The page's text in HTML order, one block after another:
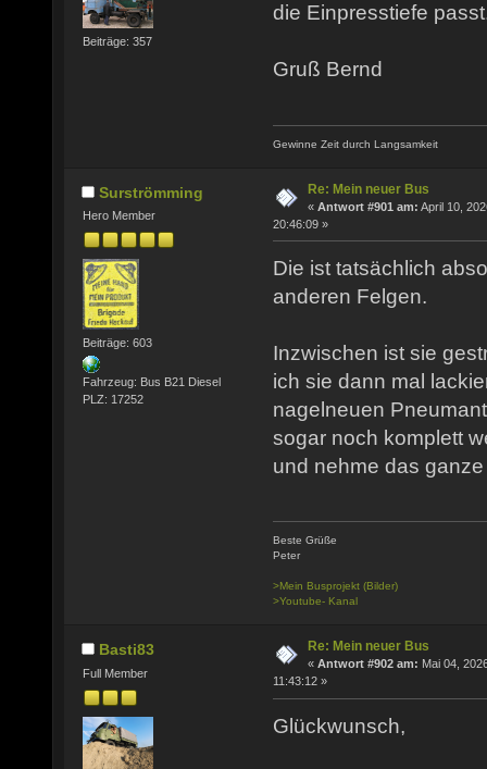
Beiträge: 357
die Einpresstiefe
Gruß Bernd
Gewinne Zeit durch Langsamkeit
Surströmming
Hero Member
Beiträge: 603
Fahrzeug: Bus B21 Diesel
PLZ: 17252
Re: Mein neuer Bus
« Antwort #901 am: April 10,
20:46:09 »
Die ist tatsächlich
anderen Felgen.
Inzwischen ist sie
ich sie dann mal
nagelneuen
sogar noch komplett
und nehme das
Beste Grüße
Peter
>Mein Busprojekt (Bilder)
>Youtube- Kanal
Basti83
Full Member
Re: Mein neuer Bus
« Antwort #902 am: Mai 04,
11:43:12 »
Glückwunsch,